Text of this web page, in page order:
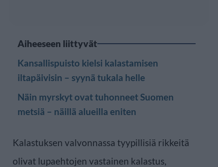
Aiheeseen liittyvät
Kansallispuisto kielsi kalastamisen
iltapäivisin – syynä tukala helle
Näin myrskyt ovat tuhonneet Suomen
metsiä – näillä alueilla eniten
Kalastuksen valvonnassa tyypillisiä rikkeitä
olivat lupaehtojen vastainen kalastus,